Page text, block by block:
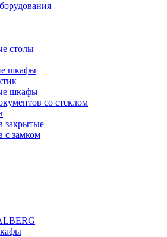
столы
шкафы
шкафы
со стеклом
закрытые
с замком